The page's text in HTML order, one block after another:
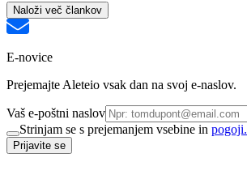
Naloži več člankov
E-novice
Prejemajte Aleteio vsak dan na svoj e-naslov.
Vaš e-poštni naslov
Strinjam se s prejemanjem vsebine in pogoji.
Prijavite se